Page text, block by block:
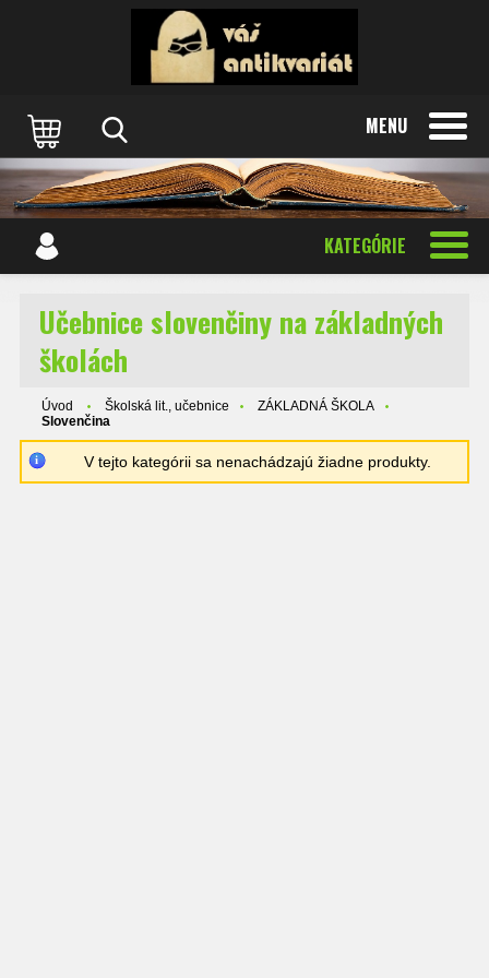
MENU
KATEGÓRIE
Učebnice slovenčiny na základných
školách
Úvod Školská lit., učebnice
ZÁKLADNÁ ŠKOLA
Slovenčina
V tejto kategórii sa nenachádzajú žiadne produkty.